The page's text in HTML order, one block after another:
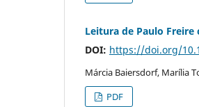
Leitura de Paulo
DOI: https://doi.org/
Márcia Baiersdorf, Marília
PDF